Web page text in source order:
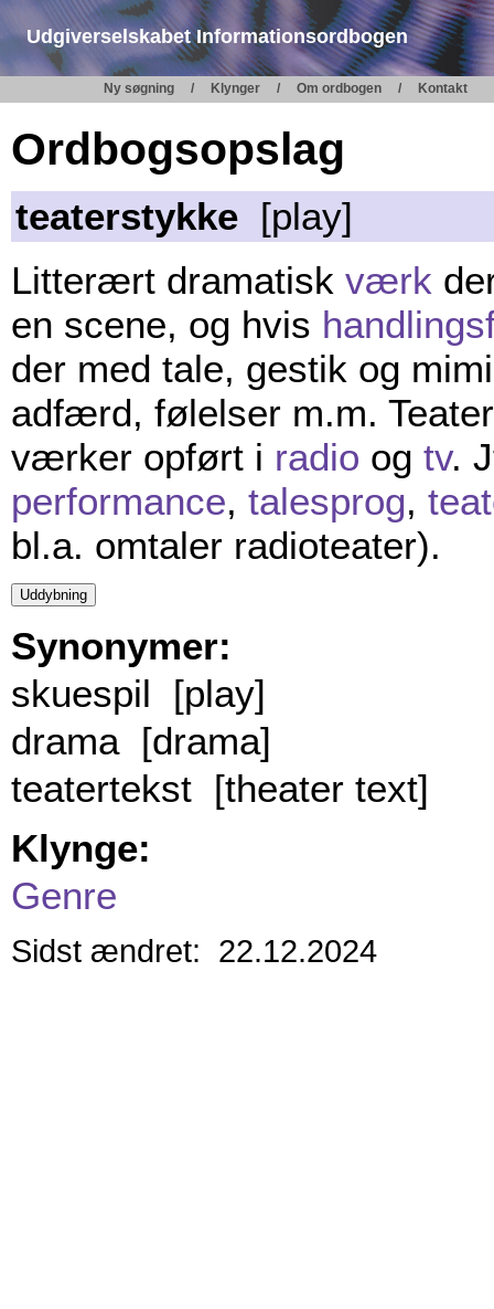
Udgiverselskabet Informationsordbogen
Ny søgning Klynger Om ordbogen Kontakt
Ordbogsopslag
teaterstykke [play]
Litterært dramatisk værk
en scene, og hvis
der med tale, gestik og
adfærd, følelser m.m.
værker opført i radio og tv.
performance, talesprog,
bl.a. omtaler radioteater).
Synonymer:
skuespil [play]
drama [drama]
teatertekst [theater text]
Klynge:
Genre
Sidst ændret: 22.12.2024